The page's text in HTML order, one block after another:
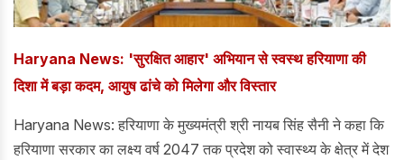
Haryana News: 'सुरक्षित आहार' अभियान से स्वस्थ हरियाणा की
दिशा में बड़ा कदम, आयुष ढांचे को मिलेगा और विस्तार
Haryana News: हरियाणा के मुख्यमंत्री श्री नायब सिंह सैनी ने कहा कि
हरियाणा सरकार का लक्ष्य वर्ष 2047 तक प्रदेश को स्वास्थ्य के क्षेत्र में देश